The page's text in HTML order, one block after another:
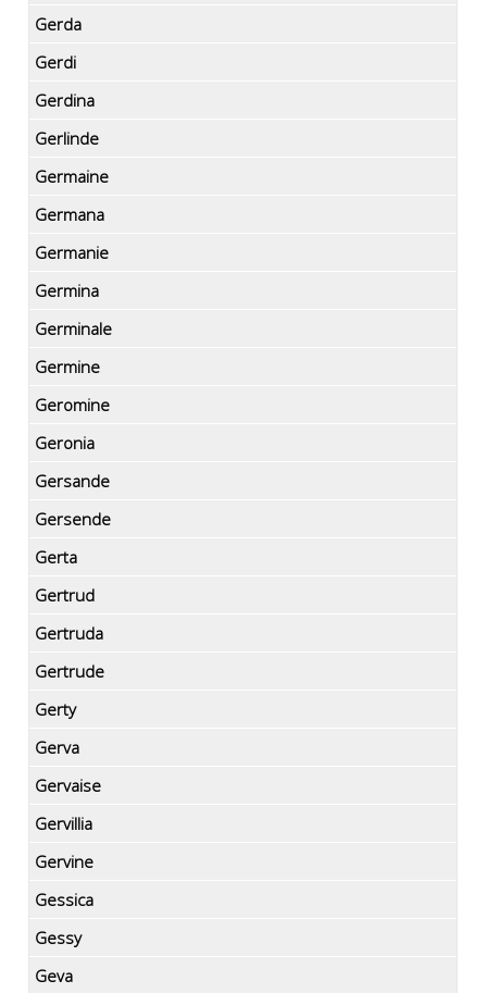
Gerda
Gerdi
Gerdina
Gerlinde
Germaine
Germana
Germanie
Germina
Germinale
Germine
Geromine
Geronia
Gersande
Gersende
Gerta
Gertrud
Gertruda
Gertrude
Gerty
Gerva
Gervaise
Gervillia
Gervine
Gessica
Gessy
Geva